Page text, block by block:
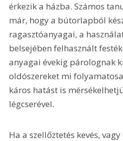
érkezik a házba. Számos
már, hogy a bútorlapból
ragasztóanyagai, a
belsejében felhasznált
anyagai évekig párolognak
oldószereket mi
káros hatást is
légcserével.
Ha a szellőztetés kevés,